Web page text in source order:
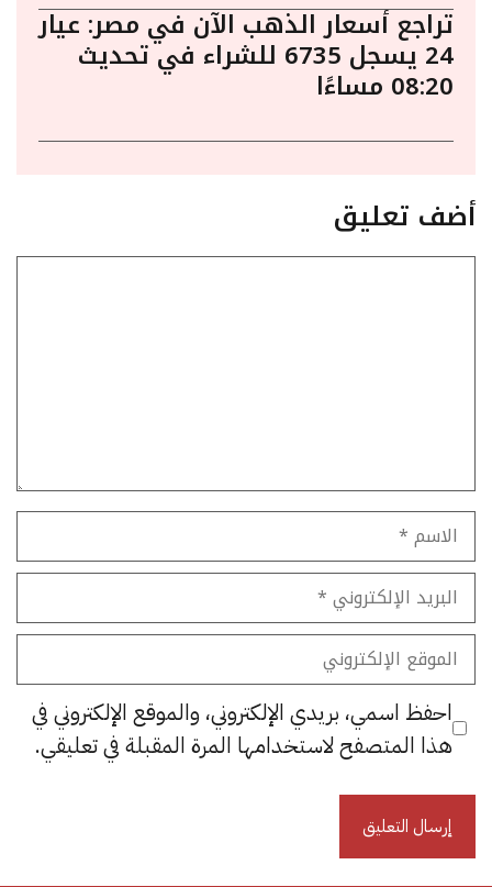
تراجع أسعار الذهب الآن في مصر: عيار
24 يسجل 6735 للشراء في تحديث
08:20 مساءًا
أضف تعليق
الاسم
البريد
الإلكتروني
الموقع
الإلكتروني
احفظ اسمي، بريدي الإلكتروني، والموقع الإلكتروني في
هذا المتصفح لاستخدامها المرة المقبلة في تعليقي.